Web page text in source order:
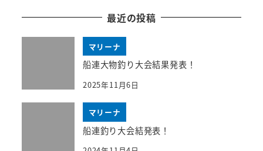
最近の投稿
マリーナ
船連大物釣り大会結果発表！
2025年11月6日
マリーナ
船連釣り大会結発表！